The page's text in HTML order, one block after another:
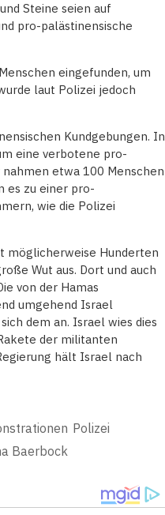
Steine seien auf
pro-palästinensische
eingefunden, um
laut Polizei jedoch
Kundgebungen. In
eine verbotene pro-
etwa 100 Menschen
es zu einer pro-
wie die Polizei
möglicherweise Hunderten
Wut aus. Dort und auch
von der Hamas
umgehend Israel
dem an. Israel wies dies
der militanten
hält Israel nach
Polizei
Baerbock